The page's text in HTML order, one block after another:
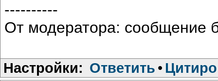
----------
От модератора: сообщение
Настройки: Ответить •